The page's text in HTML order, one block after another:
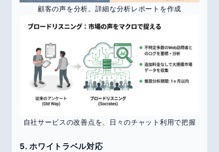
顧客の声を分析。詳細な分析レポートを作成
自社サービスの改善点を、日々のチャット利用で把握
5. ホワイトラベル対応